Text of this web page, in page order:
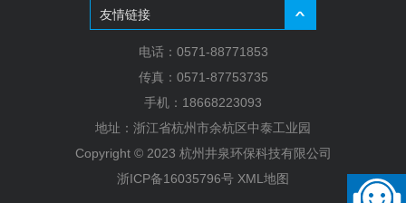
友情链接
电话：0571-88771853
传真：0571-87753735
手机：18668223093
地址：浙江省杭州市余杭区中泰工业园
Copyright © 2023 杭州井泉环保科技有限公司
浙ICP备16035796号 XML地图